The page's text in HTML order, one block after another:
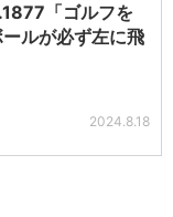
「ゴルフを
ルが必ず左に飛
2024.8.18